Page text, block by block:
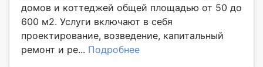
домов и коттеджей общей площадью от 50 до
600 м2. Услуги включают в себя
проектирование, возведение, капитальный
ремонт и ре... Подробнее